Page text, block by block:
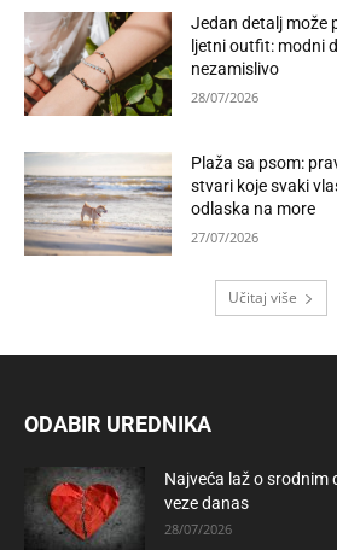
Jedan detalj može
ljetni outfit: modni
nezamislivo
28/07/2026
Plaža sa psom:
stvari koje svaki
odlaska na more
27/07/2026
Učitaj više
ODABIR UREDNIKA
Najveća laž o srodnim
veze danas
28/07/2026